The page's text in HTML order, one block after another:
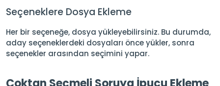
Seçeneklere Dosya Ekleme
Her bir seçeneğe, dosya yükleyebilirsiniz. Bu durumda,
aday seçeneklerdeki dosyaları önce yükler, sonra
seçenekler arasından seçimini yapar.